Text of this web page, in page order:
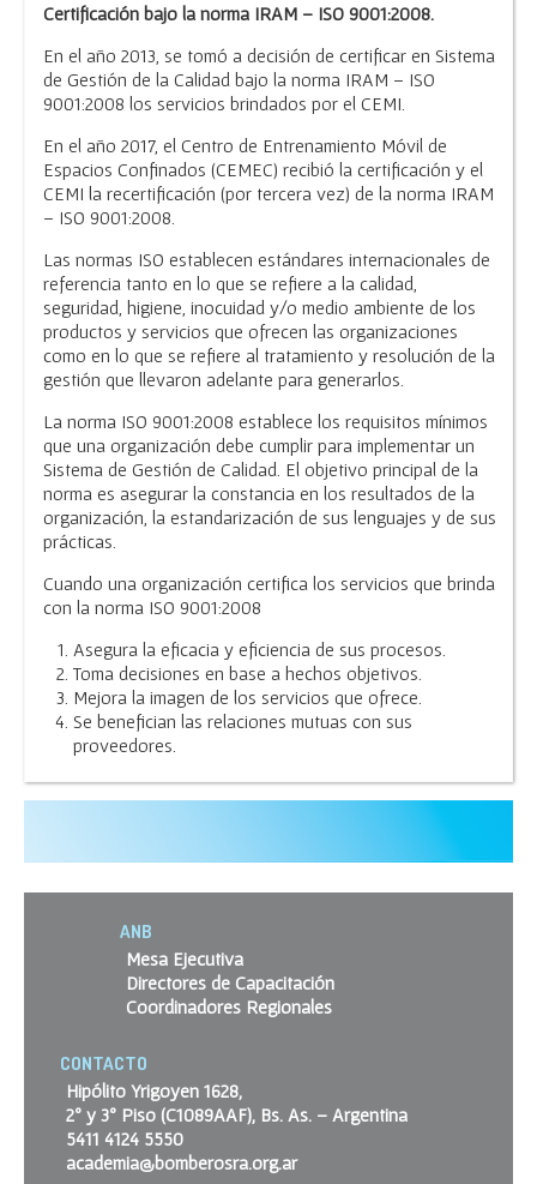
Certificación bajo la norma IRAM – ISO 9001:2008.
En el año 2013, se tomó a decisión de certificar en Sistema
de Gestión de la Calidad bajo la norma IRAM – ISO
9001:2008 los servicios brindados por el CEMI.
En el año 2017, el Centro de Entrenamiento Móvil de
Espacios Confinados (CEMEC) recibió la certificación y el
CEMI la recertificación (por tercera vez) de la norma IRAM
– ISO 9001:2008.
Las normas ISO establecen estándares internacionales de
referencia tanto en lo que se refiere a la calidad,
seguridad, higiene, inocuidad y/o medio ambiente de los
productos y servicios que ofrecen las organizaciones
como en lo que se refiere al tratamiento y resolución de la
gestión que llevaron adelante para generarlos.
La norma ISO 9001:2008 establece los requisitos mínimos
que una organización debe cumplir para implementar un
Sistema de Gestión de Calidad. El objetivo principal de la
norma es asegurar la constancia en los resultados de la
organización, la estandarización de sus lenguajes y de sus
prácticas.
Cuando una organización certifica los servicios que brinda
con la norma ISO 9001:2008
Asegura la eficacia y eficiencia de sus procesos.
Toma decisiones en base a hechos objetivos.
Mejora la imagen de los servicios que ofrece.
Se benefician las relaciones mutuas con sus
proveedores.
ANB
Mesa Ejecutiva
Directores de Capacitación
Coordinadores Regionales
CONTACTO
Hipólito Yrigoyen 1628,
2º y 3º Piso (C1089AAF), Bs. As. – Argentina
5411 4124 5550
academia@bomberosra.org.ar